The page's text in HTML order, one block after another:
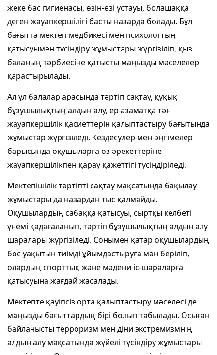
жеке бас гигиенасы, өзін-өзі ұстауы, болашаққа
деген жауапкершілігі басты назарда болады. Бұл
бағытта мектеп медбикесі мен психологтың
қатысуымен түсіндіру жұмыстары жүргізіліп, қыз
баланың тәрбиесіне қатысты маңызды мәселелер
қарастырылады.
Ал ұл балалар арасында тәртіп сақтау, құқық
бұзушылықтың алдын алу, ер азаматқа тән
жауапкершілік қасиеттерін қалыптастыру бағытында
жұмыстар жүргізіледі. Кездесулер мен әңгімелер
барысында оқушыларға өз әрекеттеріне
жауапкершілікпен қарау қажеттігі түсіндіріледі.
Мектепішілік тәртіпті сақтау мақсатында бақылау
жұмыстары да назардан тыс қалмайды.
Оқушылардың сабаққа қатысуы, сыртқы келбеті
үнемі қадағаланып, тәртіп бұзушылықтың алдын алу
шаралары жүргізіледі. Сонымен қатар оқушылардың
бос уақытын тиімді ұйымдастыруға мән беріліп,
олардың спорттық және мәдени іс-шараларға
қатысуына жағдай жасалады.
Мектепте қауіпсіз орта қалыптастыру мәселесі де
маңызды бағыттардың бірі болып табылады. Осыған
байланысты терроризм мен діни экстремизмнің
алдын алу мақсатында жүйелі түсіндіру жұмыстары